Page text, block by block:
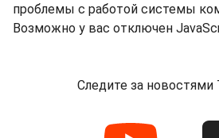
проблемы с работой системы
Возможно у вас отключен
Следите за новостями